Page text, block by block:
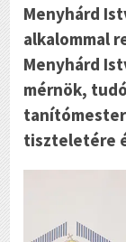
Menyhárd
alkalommal
Menyhárd
mérnök,
tiszteletére